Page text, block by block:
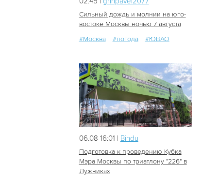
18
Сильный дождь и молнии на юго-
востоке Москвы ночью 7 августа
#Москва
#погода #ЮВАО
06.08 16:01 | Bindu
Подготовка к проведению Кубка
Мэра Москвы по триатлону "226" в
Лужниках